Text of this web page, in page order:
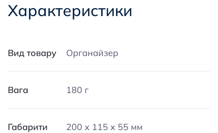
Характеристики
Вид товару Органайзер
Вага 180 г
Габарити 200 х 115 х 55 мм